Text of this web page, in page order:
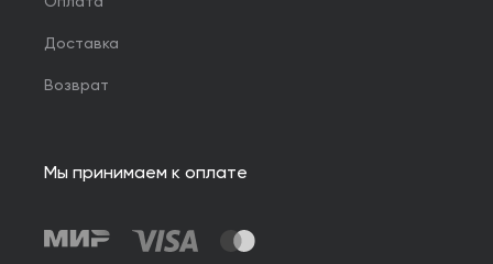
Доставка
Возврат
Мы принимаем к оплате